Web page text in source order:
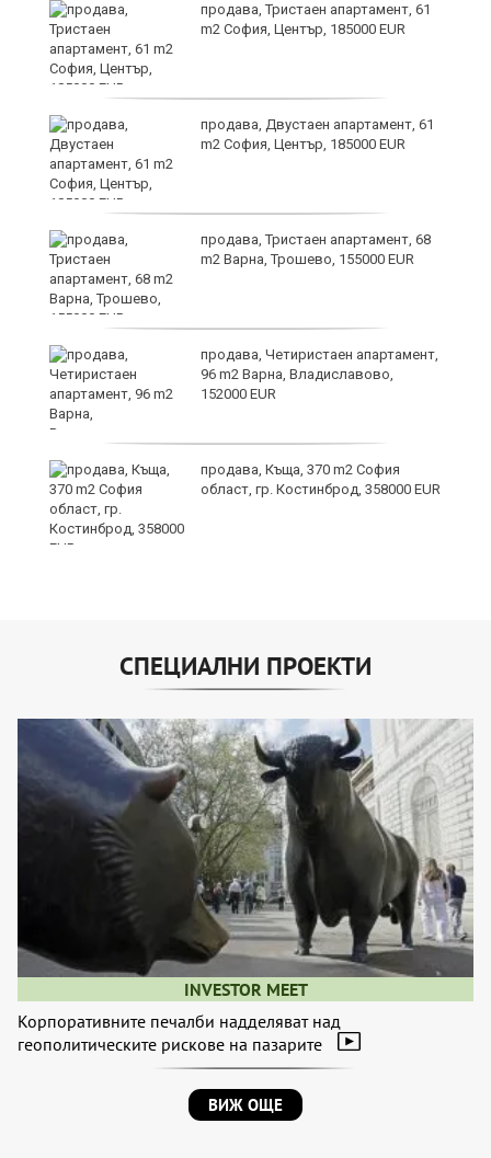
продава, Тристаен апартамент, 61
m2 София, Център, 185000 EUR
продава, Двустаен апартамент, 61
m2 София, Център, 185000 EUR
продава, Тристаен апартамент, 68
m2 Варна, Трошево, 155000 EUR
продава, Четиристаен апартамент,
96 m2 Варна, Владиславово,
152000 EUR
продава, Къща, 370 m2 София
област, гр. Костинброд, 358000 EUR
СПЕЦИАЛНИ ПРОЕКТИ
INVESTOR MEET
Корпоративните печалби надделяват над
геополитическите рискове на пазарите
ВИЖ ОЩЕ